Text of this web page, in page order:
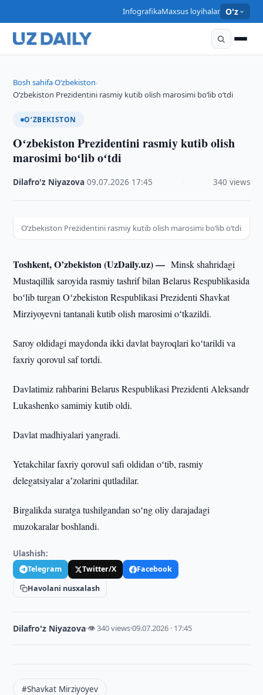
InfografikaMaxsus loyihalar O'z
Bosh sahifa›O‘zbekiston›
Oʻzbekiston Prezidentini rasmiy kutib olish marosimi boʻlib oʻtdi
O‘ZBEKISTON
Oʻzbekiston Prezidentini rasmiy kutib olish
marosimi boʻlib oʻtdi
Dilafro'z Niyazova ·09.07.2026 17:45 340 views
Oʻzbekiston Prezidentini rasmiy kutib olish marosimi boʻlib oʻtdi
Toshkent, O’zbekiston (UzDaily.uz) —Minsk shahridagi
Mustaqillik saroyida rasmiy tashrif bilan Belarus Respublikasida
boʻlib turgan Oʻzbekiston Respublikasi Prezidenti Shavkat
Mirziyoyevni tantanali kutib olish marosimi oʻtkazildi.
Saroy oldidagi maydonda ikki davlat bayroqlari koʻtarildi va
faxriy qorovul saf tortdi.
Davlatimiz rahbarini Belarus Respublikasi Prezidenti Aleksandr
Lukashenko samimiy kutib oldi.
Davlat madhiyalari yangradi.
Yetakchilar faxriy qorovul safi oldidan oʻtib, rasmiy
delegatsiyalar aʼzolarini qutladilar.
Birgalikda suratga tushilgandan soʻng oliy darajadagi
muzokaralar boshlandi.
Ulashish:
Telegram Twitter/X
Facebook
Havolani nusxalash
Dilafro'z Niyazova·👁 340 views·09.07.2026 · 17:45
#Shavkat Mirziyoyev